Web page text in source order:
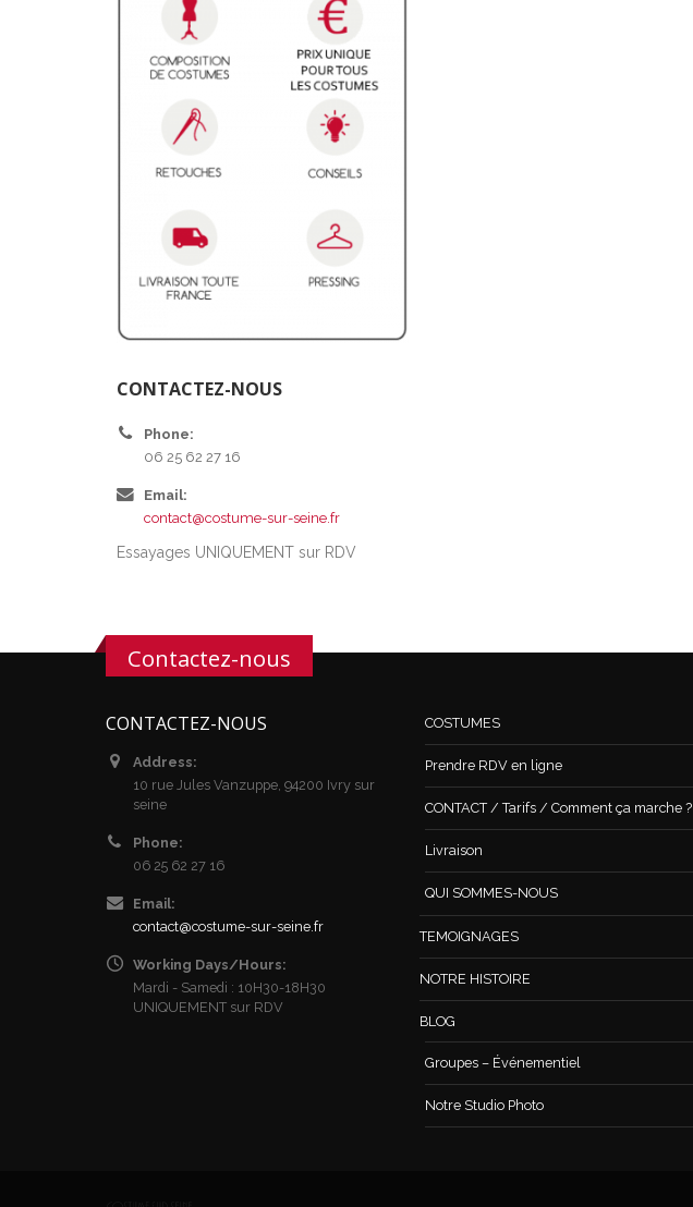
CONTACTEZ-NOUS
Phone:
06 25 62 27 16
Email:
contact@costume-sur-seine.fr
Essayages UNIQUEMENT sur RDV
Contactez-nous
CONTACTEZ-NOUS
Address:
10 rue Jules Vanzuppe, 94200 Ivry sur
seine
Phone:
06 25 62 27 16
Email:
contact@costume-sur-seine.fr
Working Days/Hours:
Mardi - Samedi : 10H30-18H30
UNIQUEMENT sur RDV
COSTUMES
Prendre RDV en ligne
CONTACT / Tarifs / Comment ça marche ?
Livraison
QUI SOMMES-NOUS
TEMOIGNAGES
NOTRE HISTOIRE
BLOG
Groupes – Événementiel
Notre Studio Photo